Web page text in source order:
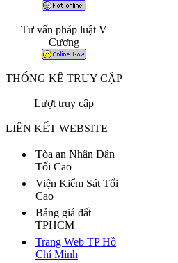
Tư vấn pháp luật V
Cương
THỐNG KÊ TRUY CẬP
Lượt truy cập
LIÊN KẾT WEBSITE
Tòa an Nhân Dân
Tối Cao
Viện Kiểm Sát Tối
Cao
Bảng giá đất
TPHCM
Trang Web TP Hồ
Chí Minh